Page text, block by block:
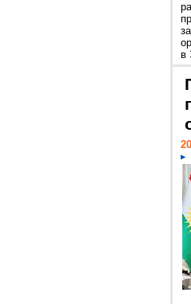
в